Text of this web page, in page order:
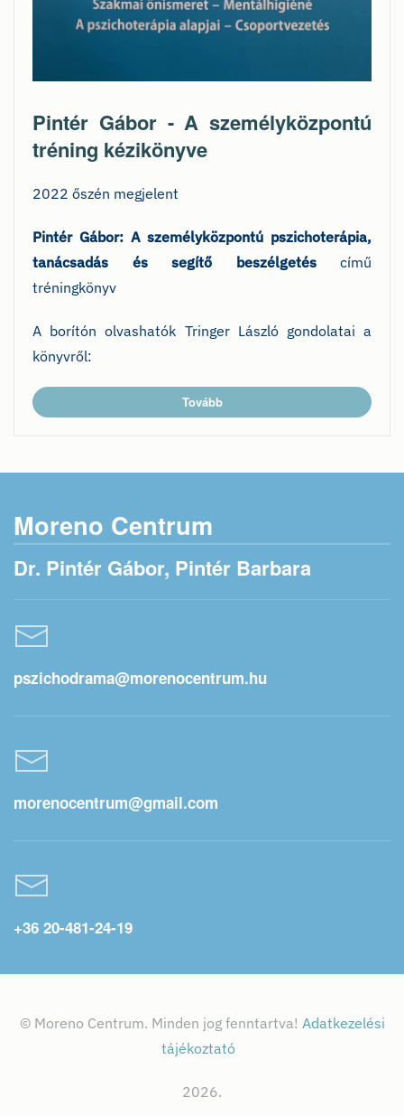
Pintér Gábor - A személyközpontú
tréning kézikönyve
2022 őszén megjelent
Pintér Gábor: A személyközpontú pszichoterápia,
tanácsadás és segítő beszélgetéscímű
tréningkönyv
A borítón olvashatók Tringer László gondolatai a
könyvről:
Tovább
Moreno Centrum
Dr. Pintér Gábor, Pintér Barbara
pszichodrama@morenocentrum.hu
morenocentrum@gmail.com
+36 20-481-24-19
© Moreno Centrum. Minden jog fenntartva! Adatkezelési
tájékoztató
2026.